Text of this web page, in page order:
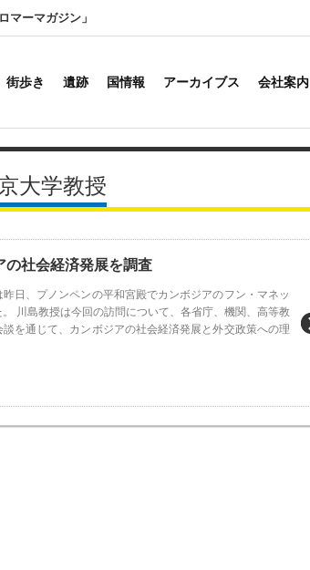
マーマガジン」
街歩き 遺跡 国情報 アーカイブス 会社案内
大学教授
の社会経済発展を調査
日、プノンペンの平和宮殿でカンボジアのフン・マネッ
。 川島教授は今回の訪問について、各省庁、機関、高等教
を通じて、カンボジアの社会経済発展と外交政策への理